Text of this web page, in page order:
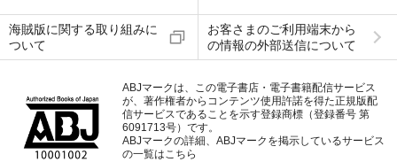
海賊版に関する取り組みに
ついて
お客さまのご利用端末から
の情報の外部送信について
ABJマークは、この電子書店・電子書籍配信サービス
が、著作権者からコンテンツ使用許諾を得た正規版配
信サービスであることを示す登録商標（登録番号 第
6091713号）です。
ABJマークの詳細、ABJマークを掲示しているサービス
の一覧はこちら